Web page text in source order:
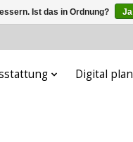
Digital
Ist das in Ordnung? Ja